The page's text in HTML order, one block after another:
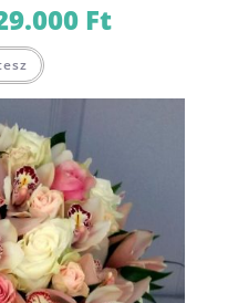
Ft19.000 Ft
a
több
van.
A
változatok
a
termékoldalon
választhatók
ki